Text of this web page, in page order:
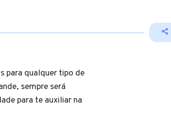
para qualquer tipo de
sempre será
para te auxiliar na